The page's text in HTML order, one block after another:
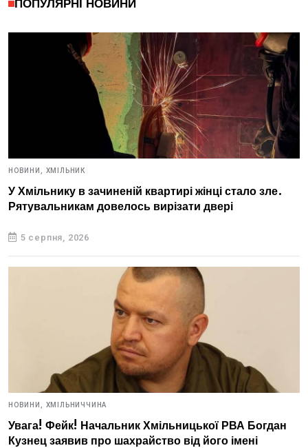
ПОПУЛЯРНІ НОВИНИ
НОВИНИ, ХМІЛЬНИК
У Хмільнику в зачиненій квартирі жінці стало зле.
Рятувальникам довелось вирізати двері
5 серпня, 2026
НОВИНИ, ХМІЛЬНИЧЧИНА
Увага! Фейк! Начальник Хмільницької РВА Богдан
Кузнец заявив про шахрайство від його імені